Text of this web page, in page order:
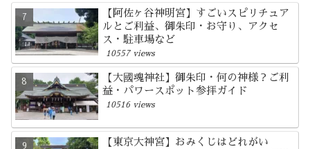
【阿佐ヶ谷神明宮】すごいスピリチュア
ルとご利益、御朱印・お守り、アクセ
ス・駐車場など
10557 views
【大國魂神社】御朱印・何の神様？ご利
益・パワースポット参拝ガイド
10516 views
【東京大神宮】おみくじはどれがい